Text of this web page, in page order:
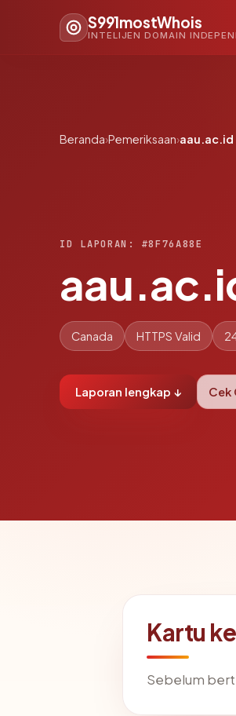
S991mostWhois
INTELIJEN DOMAIN
Beranda›Pemeriksaan›aau.ac.id
ID LAPORAN: #8F76A88E
Canada HTTPS Valid
Laporan lengkap ↓ Cek
Kartu
Sebelum